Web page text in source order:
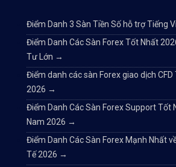
Điểm Danh 3 Sàn Tiền Số hỗ trợ Tiếng
Điểm Danh Các Sàn Forex Tốt Nhất
Tư Lớn →
Điểm danh các sàn Forex giao dịch
2026 →
Điểm Danh Các Sàn Forex Support Tốt
Nam 2026 →
Điểm Danh Các Sàn Forex Mạnh Nhất
Tế 2026 →